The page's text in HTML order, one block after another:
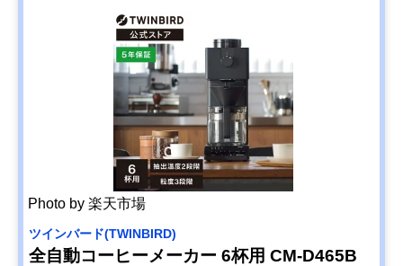
Photo by 楽天市場
ツインバード(TWINBIRD)
全自動コーヒーメーカー 6杯用 CM-D465B